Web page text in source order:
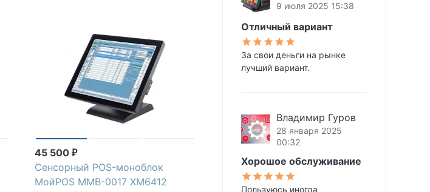
45 500₽
Сенсорный POS-моноблок
МойPOS MMB-0017 XM6412
9 июля 2025 15:38
Отличный вариант
За свои деньги на рынке
лучший вариант.
Владимир Гуров
28 января 2025
00:32
Хорошое обслуживание
Пользуюсь иногда